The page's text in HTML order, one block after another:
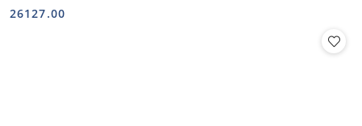
Cena:
Cena:
26127.00